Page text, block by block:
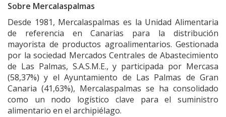
Sobre Mercalaspalmas
Desde 1981, Mercalaspalmas es la Unidad Alimentaria
de referencia en Canarias para la distribución
mayorista de productos agroalimentarios. Gestionada
por la sociedad Mercados Centrales de Abastecimiento
de Las Palmas, S.A.S.M.E., y participada por Mercasa
(58,37%) y el Ayuntamiento de Las Palmas de Gran
Canaria (41,63%), Mercalaspalmas se ha consolidado
como un nodo logístico clave para el suministro
alimentario en el archipiélago.